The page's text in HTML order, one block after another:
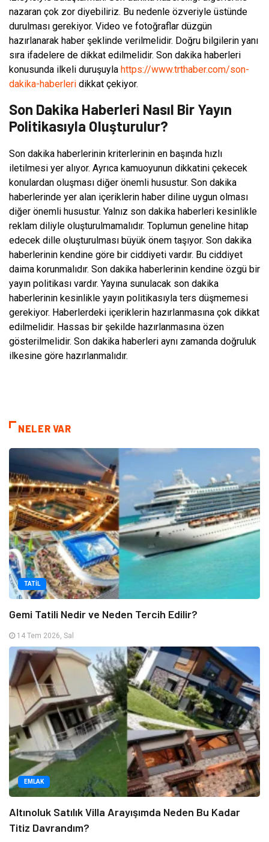
nazaran çok zor diyebiliriz. Bu nedenle özveriyle üstünde
durulması gerekiyor. Video ve fotoğraflar düzgün
hazırlanarak haber şeklinde verilmelidir. Doğru bilgilerin yanı
sıra ifadelere de dikkat edilmelidir. Son dakika haberleri
konusunda ilkeli duruşuyla https://www.trthaber.com/son-
dakika-haberleri dikkat çekiyor.
Son Dakika Haberleri Nasıl Bir Yayın
Politikasıyla Oluşturulur?
Son dakika haberlerinin kriterlerinin en başında hızlı
iletilmesi yer alıyor. Ayrıca kamuoyunun dikkatini çekecek
konulardan oluşması diğer önemli husustur. Son dakika
haberlerinde yer alan içeriklerin haber diline uygun olması
diğer önemli husustur. Yalnız son dakika haberleri kesinlikle
reklam diliyle oluşturulmamalıdır. Toplumun geneline hitap
edecek dille oluşturulması büyük önem taşıyor. Son dakika
haberlerinin kendine göre bir ciddiyeti vardır. Bu ciddiyet
daima korunmalıdır. Son dakika haberlerinin kendine özgü bir
yayın politikası vardır. Yayına sunulacak son dakika
haberlerinin kesinlikle yayın politikasıyla ters düşmemesi
gerekiyor. Haberlerdeki içeriklerin hazırlanmasına çok dikkat
edilmelidir. Hassas bir şekilde hazırlanmasına özen
gösterilmelidir. Son dakika haberleri aynı zamanda doğruluk
ilkesine göre hazırlanmalıdır.
NELER VAR
TATIL
Gemi Tatili Nedir ve Neden Tercih Edilir?
14 Tem 2026, Sal
EMLAK
Altınoluk Satılık Villa Arayışımda Neden Bu Kadar
Titiz Davrandım?